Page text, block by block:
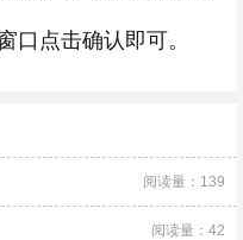
口点击确认即可。
阅读量：139
阅读量：42